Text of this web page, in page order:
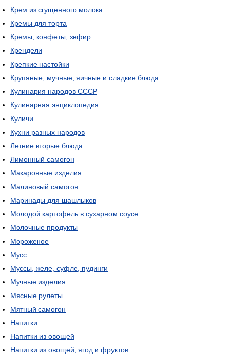
Крем из сгущенного молока
Кремы для торта
Кремы, конфеты, зефир
Крендели
Крепкие настойки
Крупяные, мучные, яичные и сладкие блюда
Кулинария народов СССР
Кулинарная энциклопедия
Куличи
Кухни разных народов
Летние вторые блюда
Лимонный самогон
Макаронные изделия
Малиновый самогон
Маринады для шашлыков
Молодой картофель в сухарном соусе
Молочные продукты
Мороженое
Мусс
Муссы, желе, суфле, пудинги
Мучные изделия
Мясные рулеты
Мятный самогон
Напитки
Напитки из овощей
Напитки из овощей, ягод и фруктов